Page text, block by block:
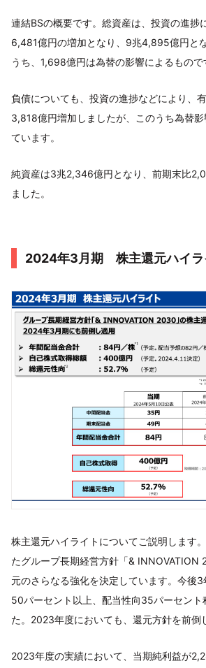
連結BSの概要です。総資産は、投資の進捗
6,481億円の増加となり、9兆4,895億円と
うち、1,698億円は為替の影響によるもので
負債についても、投資の進捗などにより、
3,818億円増加しましたが、このうち為替
ています。
純資産は3兆2,346億円となり、前期末比
ました。
2024年3月期 株主還元ハイラ
株主還元ハイライトについてご説明します
たグループ長期経営方針「& INNOVATION
元のさらなる強化を決定しています。今後
50パーセント以上、配当性向35パーセント
た。2023年度においても、還元方針を前倒
2023年度の実績において、当期純利益が